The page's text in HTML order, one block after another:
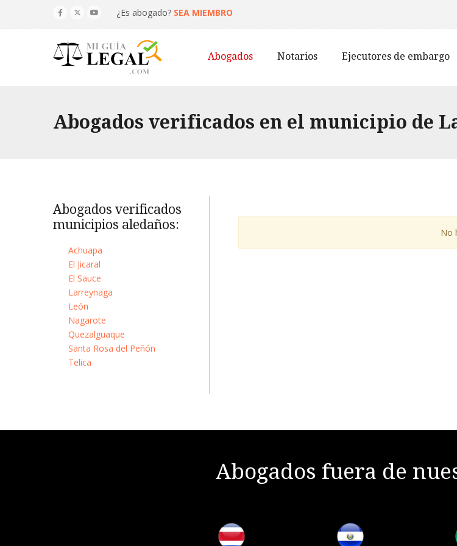
¿Es abogado? SEA MIEMBRO
Abogados Notarios Ejecutores de embargo
Abogados verificados en el municipio de
Abogados verificados
municipios aledaños:
Achuapa
El Jicaral
El Sauce
Larreynaga
León
Nagarote
Quezalguaque
Santa Rosa del Peñón
Telica
No
Abogados fuera de